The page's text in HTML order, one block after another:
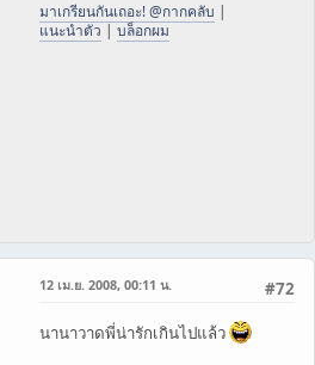
มาเกรียนกันเถอะ! @กากคลับ |
แนะนำตัว | บล็อกผม
#72
12 เม.ย. 2008, 00:11 น.
นานาวาดพี่น่ารักเกินไปแล้ว